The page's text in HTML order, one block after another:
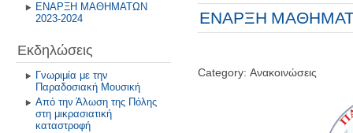
ΕΝΑΡΞΗ ΜΑΘΗΜΑΤΩΝ
2023-2024
Εκδηλώσεις
Γνωριμία με την
Παραδοσιακή Μουσική
Από την Άλωση της Πόλης
στη μικρασιατική
καταστροφή
ΕΝΑΡΞΗ
Category: Ανακοινώσεις